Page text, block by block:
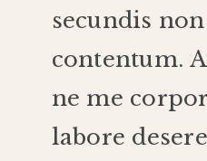
secundis non
contentum.
ne me
labore